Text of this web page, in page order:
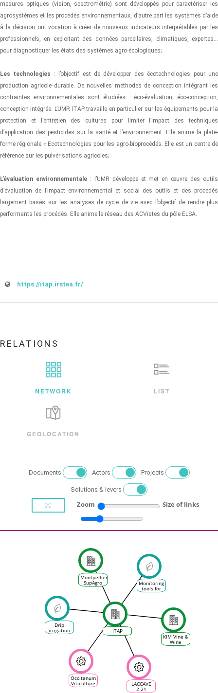
mesures optiques (vision, spectrométrie) sont développés pour caractériser les
agrosystèmes et les procédés environnementaux, d’autre part les systèmes d’aide
à la décision ont vocation à créer de nouveaux indicateurs interprétables par les
professionnels, en exploitant des données parcellaires, climatiques, expertes…
pour diagnostiquer les états des systèmes agro-écologiques;
Les technologies
: l’objectif est de développer des écotechnologies pour une
production agricole durable. De nouvelles méthodes de conception intégrant les
contraintes environnementales sont étudiées : éco-évaluation, éco-conception,
conception intégrée. L’UMR ITAP travaille en particulier sur les équipements pour la
protection et l’entretien des cultures pour limiter l’impact des techniques
d’application des pesticides sur la santé et l’environnement. Elle anime la plate-
forme régionale « Ecotechnologies pour les agro-bioprocédés. Elle est un centre de
référence sur les pulvérisations agricoles;
L’évaluation environnementale: l’UMR développe et met en œuvre des outils
d’évaluation de l’impact environnemental et social des outils et des procédés
largement basés sur les analyses de cycle de vie avec l’objectif de rendre plus
performants les procédés. Elle anime le réseau des ACVistes du pôle ELSA.
https://itap.irstea.fr/
RELATIONS
NETWORK LIST
GEOLOCATION
Documents Actors Projects
Solutions & levers
Zoom Size of links
ITAP
Montpellier
SupAgro
Drip
irrigation
in the
Monitoring
tools for
vine water
LACCAVE
2.21
KIM Vine &
Wine
Sciences
Occitanum
Viticulture
Open Lab,